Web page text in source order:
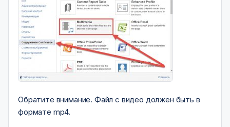
Обратите внимание. Файл с видео должен быть в
формате mp4.